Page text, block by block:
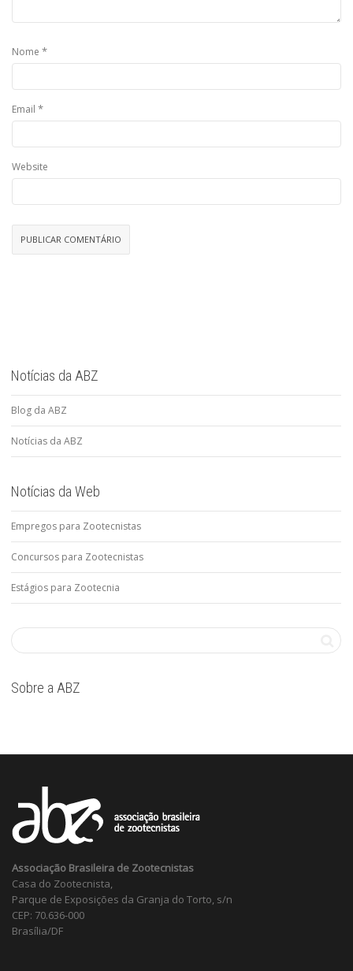
Nome *
Email *
Website
Notícias da ABZ
Blog da ABZ
Notícias da ABZ
Notícias da Web
Empregos para Zootecnistas
Concursos para Zootecnistas
Estágios para Zootecnia
Sobre a ABZ
Associação Brasileira de Zootecnistas
Casa do Zootecnista,
Parque de Exposições da Granja do Torto, s/n
CEP: 70.636-000
Brasília/DF